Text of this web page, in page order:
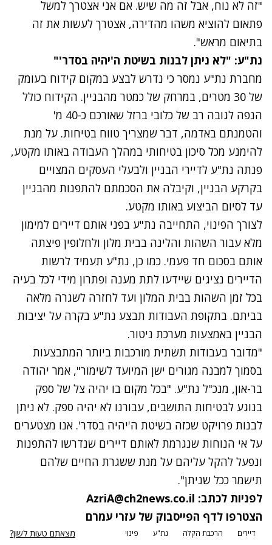
"זה לא נוח, אבל זה מה שיש. אם אני אצטרך למשל
פתאום להוציא משהו מהדירה, אצטרך לעשות את זה
בתיאום מראש".
נת"ע: "לא ניתן לבנות בשיטת ה'יהיה בסדר'"
מחברת נת"ע נמסר כי נדרש לבצע במקום קידוח בעומק
של 30 מטרים, במרחק של כמטר מהבניין. הקידוח כולל
הנפה לגובה רב של כלובי ברזל שאורכם כ-40 מ'
והטמנתם באדמה, דבר שמצריך טווח בטיחות. על מנת
להימנע מכל סיכון בטיחותי במהלך העבודה באותו מקטע,
פנתה נת"ע לדיירי הבניין ולבעלי העסקים המצויים
בקרקע הבניין, וקיבלה את הסכמתם להתפנות מהבניין
עד לסיום הביצוע באותו מקטע.
לצורך הפינוי, התחייבה נת"ע בפני אותם דיירים למימון
מלא עבור השהות והלינה בבית מלון ולחלופין פיצתה
אותם בסכום חד פעמי. כמו כן, נת"ע תעמיד לרשות
הדיירים נציגים שיידעו לתת מענה ופתרון מידי לכל בעיה
בכל זמן השהות בבית המלון ועד לחזרה לשגרה מלאה
בביתם. בתקופת העבודות תבצע נת"ע בקרה על יציבות
הבניין באמצעות מערכת ניטור.
"מדובר בעבודות תשתית מורכבות ביותר המתבצעות
בסמוך למבנה מגורים ישן המיועד לשימור", אמר יהודה
בר-און, מנכ"ל נת"ע. "בכל מקום בו יהיה צל של ספק
בנוגע לבטיחות התושבים, עבורנו לא יהיה ספק. לא ניתן
לבנות פרויקט שכזה בשיטת ה'יהיה בסדר'. אנו מצטערים
על אי הנוחות שנגרמת לאותם דיירים שנדרשו להתפנות
ונפעל להקל עליהם על מנת ששגרת החיים שלהם
תישמר ככל שניתן".
לפניות לכתב: AzriA@ch2news.co.il
הצטרפו לדף הפייסבוק של עזרי עמרם
דיירים הרכבת הקלה נת"ע פינוי מצאתם טעות לשון?